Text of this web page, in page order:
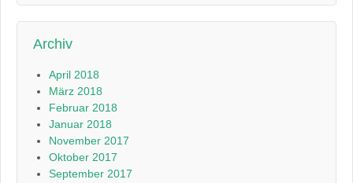
Archiv
April 2018
März 2018
Februar 2018
Januar 2018
November 2017
Oktober 2017
September 2017